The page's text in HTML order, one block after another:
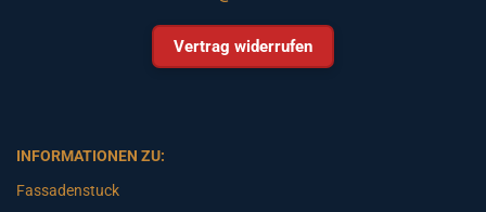
Vertrag widerrufen
INFORMATIONEN ZU:
Fassadenstuck